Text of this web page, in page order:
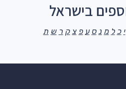
בישראל
י כ ל מ נ ס ע פ צ ק ר ש ת